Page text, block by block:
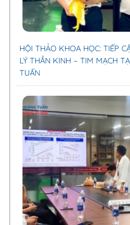
HỘI THẢO KHOA HỌC: TIẾP
LÝ THẦN KINH – TIM MẠCH
TUẤN